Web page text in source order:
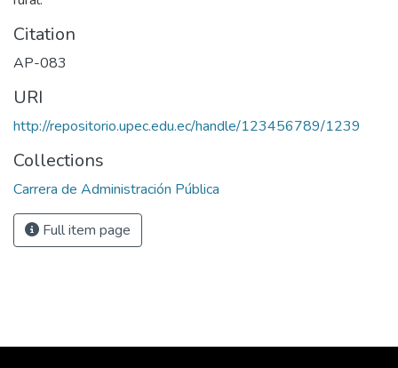
Citation
AP-083
URI
http://repositorio.upec.edu.ec/handle/123456789/1239
Collections
Carrera de Administración Pública
Full item page